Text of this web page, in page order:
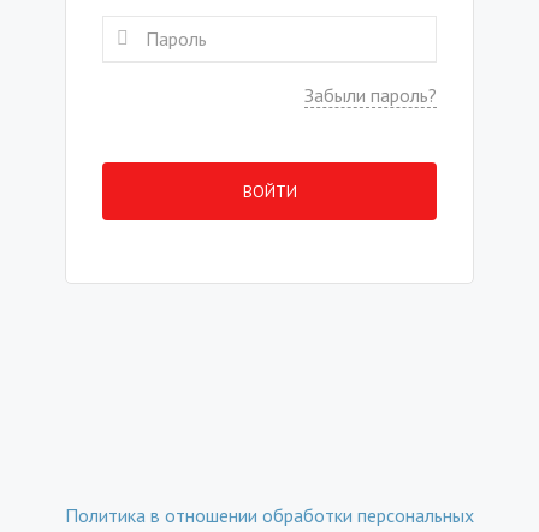
Забыли пароль?
ВОЙТИ
Политика в отношении обработки персональных